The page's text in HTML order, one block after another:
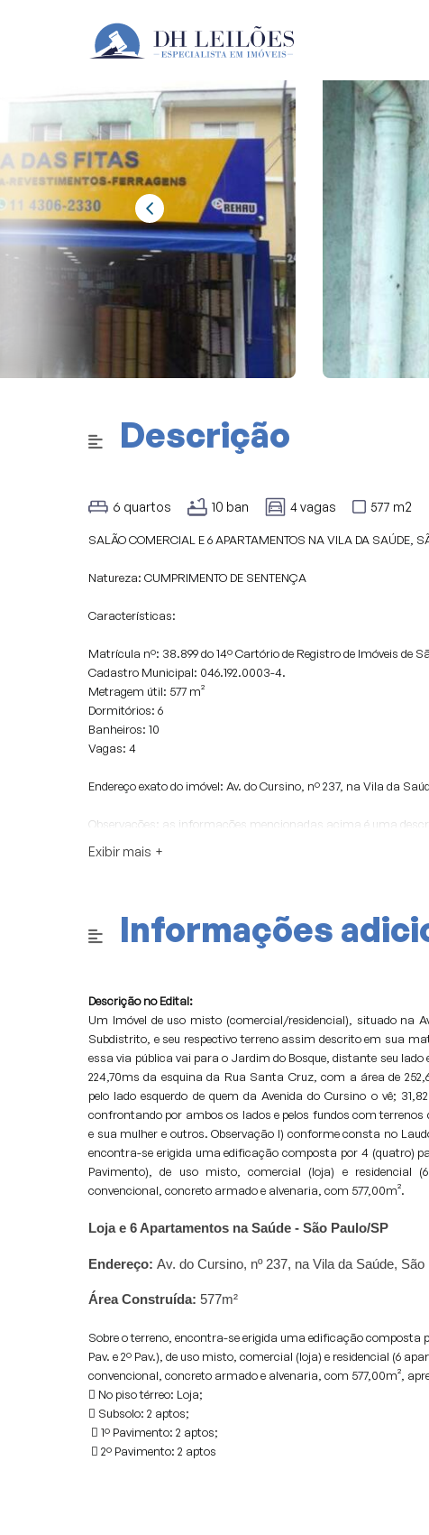
Descrição
6 quartos 10 ban 4 vagas 577 m2
SALÃO COMERCIAL E 6 APARTAMENTOS NA VILA DA SAÚDE,
Natureza: CUMPRIMENTO DE SENTENÇA
Características:
Matrícula nº: 38.899 do 14º Cartório de Registro de Imóveis de
Cadastro Municipal: 046.192.0003-4.
Metragem útil: 577 m²
Dormitórios: 6
Banheiros: 10
Vagas: 4
Endereço exato do imóvel: Av. do Cursino, nº 237, na Vila da
Observações: as informações mencionadas acima é uma
fotos são meramente ilustrativas.
Exibir mais
Informações
Descrição no Edital:
Um Imóvel de uso misto (comercial/residencial), situado na
Subdistrito, e seu respectivo terreno assim descrito em sua
essa via pública vai para o Jardim do Bosque, distante seu lado
224,70ms da esquina da Rua Santa Cruz, com a área de
pelo lado esquerdo de quem da Avenida do Cursino o vê;
confrontando por ambos os lados e pelos fundos com terrenos
e sua mulher e outros. Observação I) conforme consta no
encontra-se erigida uma edificação composta por 4 (quatro)
Pavimento), de uso misto, comercial (loja) e residencial
convencional, concreto armado e alvenaria, com 577,00m².
Loja e 6 Apartamentos na Saúde - São Paulo/SP
Endereço: Av. do Cursino, nº 237, na Vila da Saúde, São
Área Construída: 577m²
Sobre o terreno, encontra-se erigida uma edificação composta
Pav. e 2⁠º Pav.), de uso misto, comercial (loja) e residencial (6
convencional, concreto armado e alvenaria, com 577,00m²,
 No piso térreo: Loja;
 Subsolo: 2 aptos;
 1⁠º Pavimento: 2 aptos;
 2⁠º Pavimento: 2 aptos